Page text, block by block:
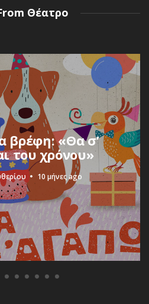
Θέατρο
βρέφη: «Θα σ’
του χρόνου»
10 μήνες ago